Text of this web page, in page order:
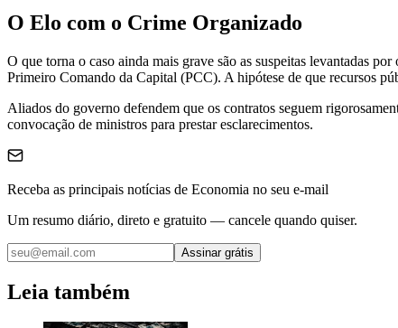
O Elo com o Crime Organizado
O que torna o caso ainda mais grave são as suspeitas levantadas
Primeiro Comando da Capital (PCC). A hipótese de que recursos
Aliados do governo defendem que os contratos seguem
convocação de ministros para prestar esclarecimentos.
Receba as principais notícias de Economia no seu e-mail
Um resumo diário, direto e gratuito — cancele quando quiser.
Assinar grátis
Leia também